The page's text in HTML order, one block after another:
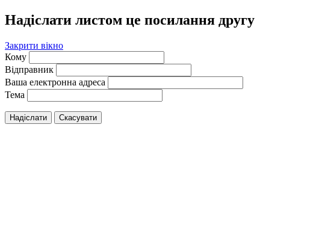
Надіслати листом це посилання другу
Закрити вікно
Кому
Відправник
Ваша електронна адреса
Тема
Надіслати Скасувати